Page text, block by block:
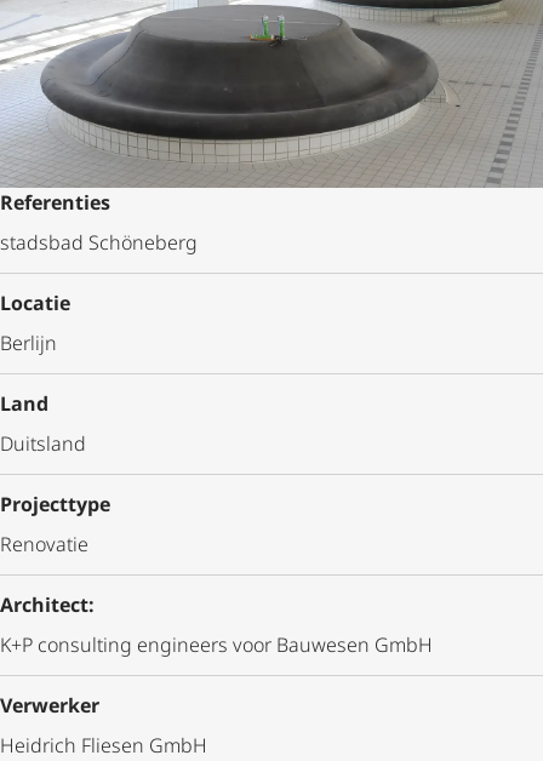
Referenties
stadsbad Schöneberg
Locatie
Berlijn
Land
Duitsland
Projecttype
Renovatie
Architect:
K+P consulting engineers voor Bauwesen GmbH
Verwerker
Heidrich Fliesen GmbH